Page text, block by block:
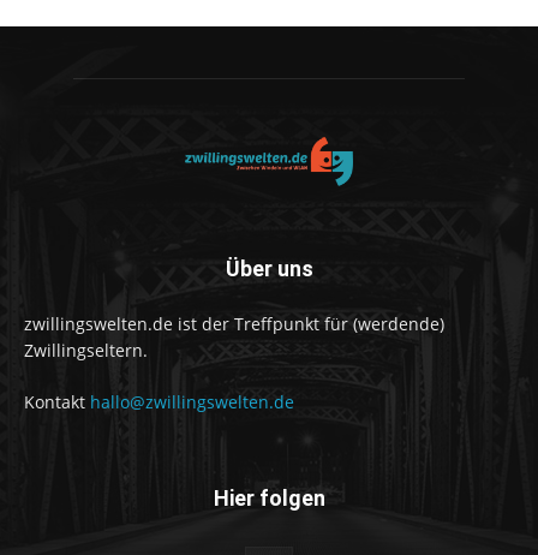
Über uns
zwillingswelten.de ist der Treffpunkt für (werdende)
Zwillingseltern.
Kontakt hallo@zwillingswelten.de
Hier folgen